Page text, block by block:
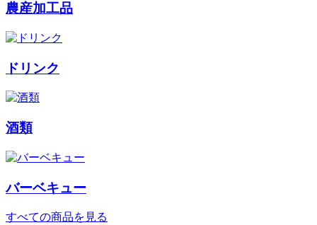
農産加工品
ドリンク
酒類
バーベキュー
すべての商品を見る